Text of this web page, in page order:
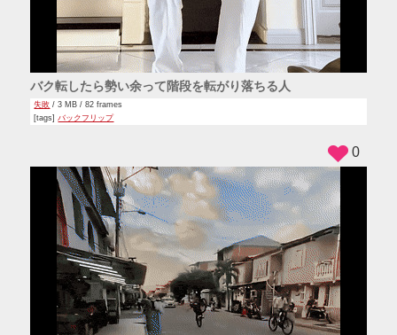
バク転したら勢い余って階段を転がり落ちる人
失敗 / 3 MB / 82 frames
[tags] バックフリップ
0